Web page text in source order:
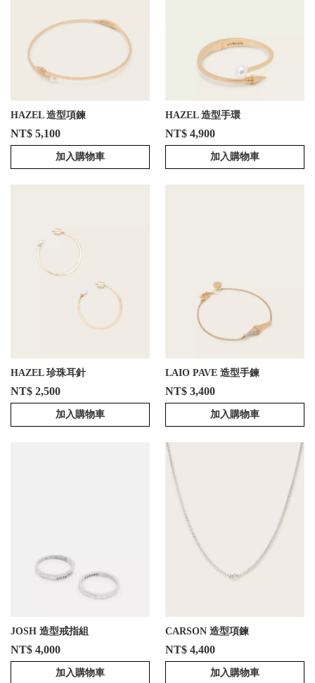
HAZEL 造型項鍊
NT$ 5,100
加入購物車
HAZEL 造型手環
NT$ 4,900
加入購物車
HAZEL 珍珠耳針
NT$ 2,500
加入購物車
LAIO PAVE 造型手鍊
NT$ 3,400
加入購物車
JOSH 造型戒指組
NT$ 4,000
加入購物車
CARSON 造型項鍊
NT$ 4,400
加入購物車